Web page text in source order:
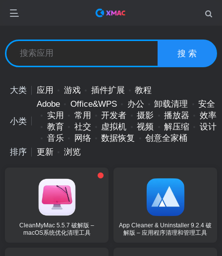
搜 索
大类 应用 游戏 插件扩展 教程
小类
Adobe Office&WPS 办公 卸载清理
安全
实用
常用 开发者 摄影 播放器
效率
教育
社交 虚拟机 视频 解压缩
设计
音乐
网络 数据恢复
创意全家桶
排序
更新 浏览
CleanMyMac 5.5.7 破解版 –
macOS系统优化清理工具
App Cleaner & Uninstaller 9.2.4 破
解版 – 应用程序清理和管理工具